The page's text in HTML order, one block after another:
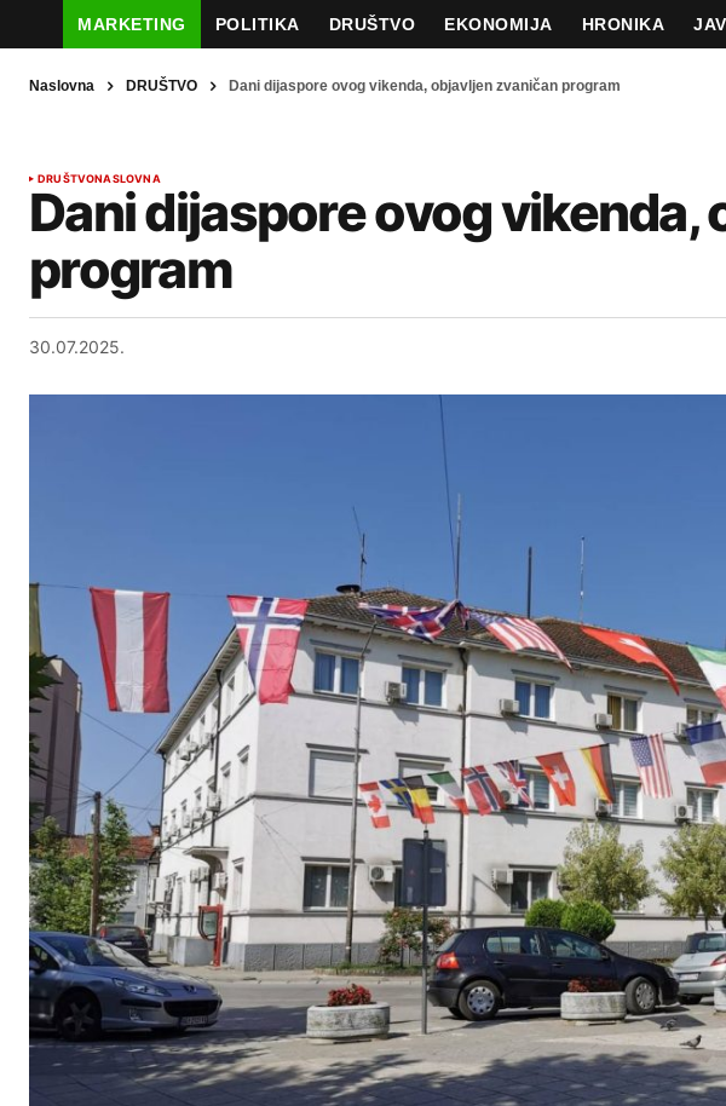
MARKETING POLITIKA DRUŠTVO EKONOMIJA HRONIKA
Naslovna DRUŠTVO Dani dijaspore ovog vikenda, objavljen zvaničan program
DRUŠTVONASLOVNA
Dani dijaspore ovog vikenda,
program
30.07.2025.